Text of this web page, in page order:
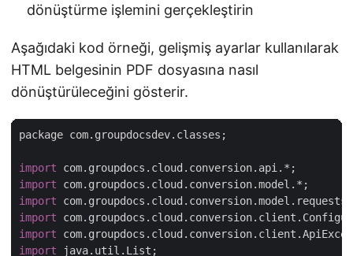
dönüştürme işlemini gerçekleştirin
Aşağıdaki kod örneği, gelişmiş ayarlar kullanılarak
HTML belgesinin PDF dosyasına nasıl
dönüştürüleceğini gösterir.
package com.groupdocsdev.classes;
import
import
import
import
import
import java.util.List;